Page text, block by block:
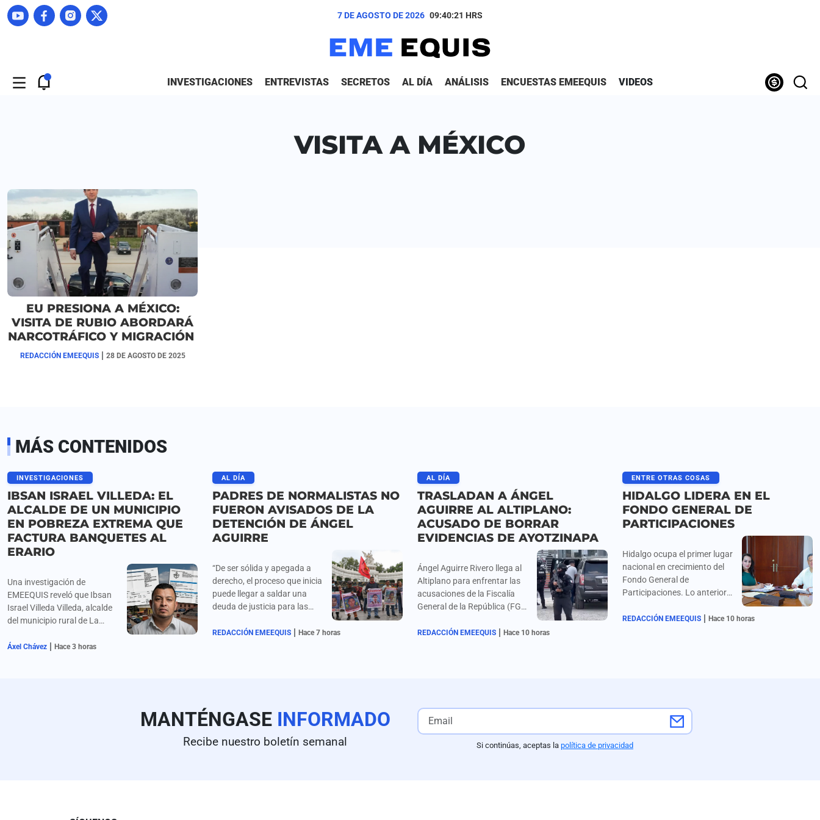
7 DE AGOSTO DE 2026 09:40:21 HRS
INVESTIGACIONES ENTREVISTAS SECRETOS AL DÍA ANÁLISIS ENCUESTAS EMEEQUIS VIDEOS
VISITA A MÉXICO
EU PRESIONA A MÉXICO:
VISITA DE RUBIO ABORDARÁ
NARCOTRÁFICO Y MIGRACIÓN
REDACCIÓN EMEEQUIS | 28 DE AGOSTO DE 2025
MÁS CONTENIDOS
INVESTIGACIONES
IBSAN ISRAEL VILLEDA: EL
ALCALDE DE UN MUNICIPIO
EN POBREZA EXTREMA QUE
FACTURA BANQUETES AL
ERARIO
Una investigación de
EMEEQUIS reveló que Ibsan
Israel Villeda Villeda, alcalde
del municipio rural de La
al erario decenas de miles de
Áxel Chávez | Hace 3 horas
AL DÍA
PADRES DE NORMALISTAS NO
FUERON AVISADOS DE LA
DETENCIÓN DE ÁNGEL
AGUIRRE
“De ser sólida y apegada a
derecho, el proceso que inicia
puede llegar a saldar una
deuda de justicia para las
desaparecidos”, señalan los
REDACCIÓN EMEEQUIS | Hace 7 horas
AL DÍA
TRASLADAN A ÁNGEL
AGUIRRE AL ALTIPLANO:
ACUSADO DE BORRAR
EVIDENCIAS DE AYOTZINAPA
Ángel Aguirre Rivero llega al
Altiplano para enfrentar las
acusaciones de la Fiscalía
General de la República (FGR)
de pruebas en el caso
REDACCIÓN EMEEQUIS | Hace 10 horas
ENTRE OTRAS COSAS
HIDALGO LIDERA EN EL
FONDO GENERAL DE
PARTICIPACIONES
Hidalgo ocupa el primer lugar
nacional en crecimiento del
Fondo General de
Participaciones. Lo anterior
fortalecimiento de los
REDACCIÓN EMEEQUIS | Hace 10 horas
MANTÉNGASE INFORMADO
Recibe nuestro boletín semanal Si continúas, aceptas la política de privacidad